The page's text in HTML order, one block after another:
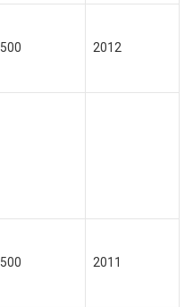
500 2012
500 2011